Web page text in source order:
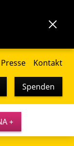
Presse Kontakt
Spenden
+